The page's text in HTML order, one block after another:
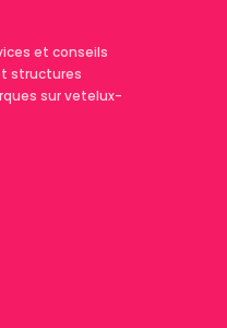
et conseils
structures
sur vetelux-